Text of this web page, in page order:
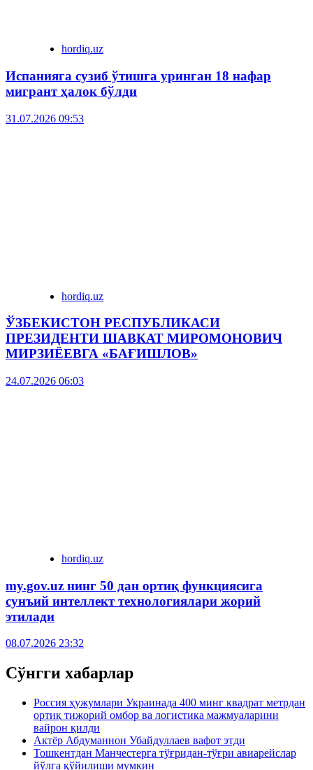
hordiq.uz
Испанияга сузиб ўтишга уринган 18 нафар
мигрант ҳалок бўлди
31.07.2026 09:53
hordiq.uz
ЎЗБЕКИСТОН РЕСПУБЛИКАСИ
ПРЕЗИДЕНТИ ШАВКАТ МИРОМОНОВИЧ
МИРЗИЁЕВГА «БАҒИШЛОВ»
24.07.2026 06:03
hordiq.uz
my.gov.uz нинг 50 дан ортиқ функциясига
сунъий интеллект технологиялари жорий
этилади
08.07.2026 23:32
Сўнгги хабарлар
Россия ҳужумлари Украинада 400 минг квадрат метрдан
ортиқ тижорий омбор ва логистика мажмуаларини
вайрон қилди
Актёр Абду­маннон Убайдуллаев вафот этди
Тошкентдан Манчестерга тўғридан-тўғри авиарейслар
йўлга қўйилиши мумкин